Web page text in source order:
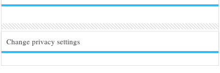
Change privacy settings